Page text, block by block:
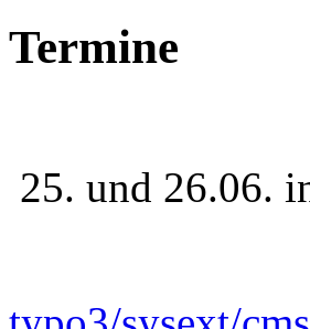
Termine
25. und 26.06.